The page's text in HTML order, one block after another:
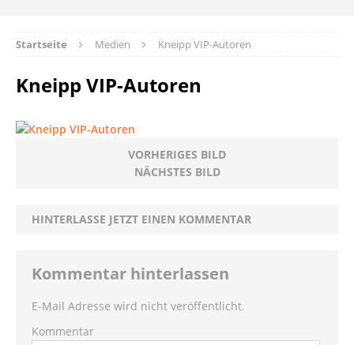
Startseite Medien Kneipp VIP-Autoren
Kneipp VIP-Autoren
VORHERIGES BILD
NÄCHSTES BILD
HINTERLASSE JETZT EINEN KOMMENTAR
Kommentar hinterlassen
E-Mail Adresse wird nicht veröffentlicht.
Kommentar